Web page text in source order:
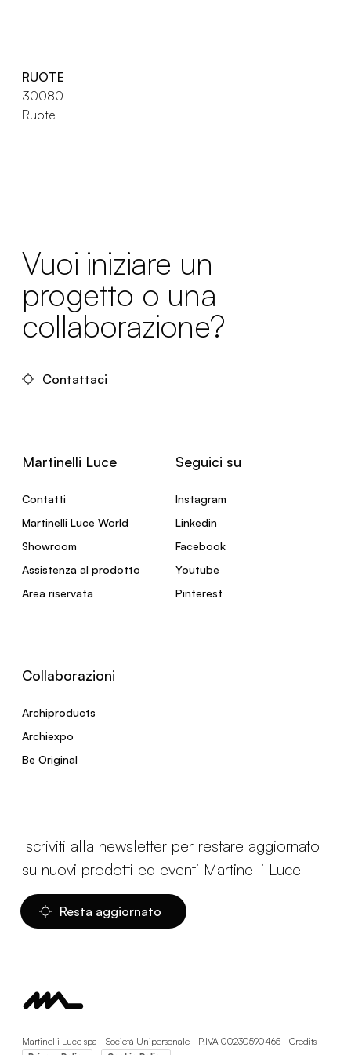
RUOTE
30080
Ruote
Vuoi iniziare un
progetto o una
collaborazione?
Contattaci
Martinelli Luce
Contatti
Martinelli Luce World
Showroom
Assistenza al prodotto
Area riservata
Seguici su
Instagram
Linkedin
Facebook
Youtube
Pinterest
Collaborazioni
Archiproducts
Archiexpo
Be Original
Iscriviti alla newsletter per restare aggiornato
su nuovi prodotti ed eventi Martinelli Luce
Resta aggiornato
Martinelli Luce spa - Società Unipersonale - P.IVA 00230590465 - Credits -